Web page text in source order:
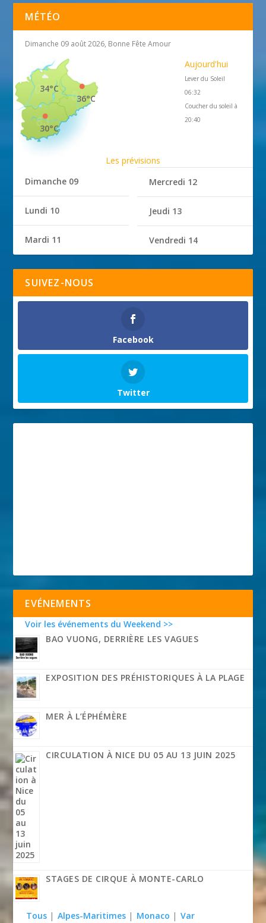
MÉTÉO
Dimanche 09 août 2026, Bonne Fête Amour
36°C
34°C
30°C
Aujourd'hui
Lever du Soleil
06:32
Coucher du soleil à
20:40
Les prévisions
Dimanche 09
Lundi 10
Mardi 11
Mercredi 12
Jeudi 13
Vendredi 14
SUIVEZ-NOUS
Facebook
Twitter
EVÉNEMENTS
Voir les événements du Weekend >>
BAO VUONG, DERRIÈRE LES VAGUES
EXPOSITION DES PRÉHISTORIQUES À LA PLAGE
MER À L’ÉPHÉMÈRE
CIRCULATION À NICE DU 05 AU 13 JUIN 2025
STAGES DE CIRQUE À MONTE-CARLO
Tous | Alpes-Maritimes | Monaco | Var